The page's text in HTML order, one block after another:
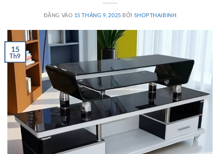
ĐĂNG VÀO 15 THÁNG 9, 2025 BỞI SHOPTHAIBINH
15
Th9